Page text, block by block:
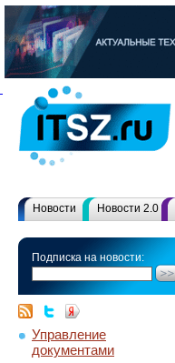
Новости Новости 2.0
Подписка на новости:
Управление
документами